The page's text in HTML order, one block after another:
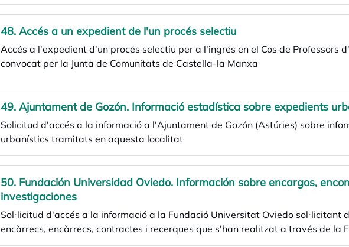
48. Accés a un expedient de l'un procés selectiu
Accés a l'expedient d'un procés selectiu per a l'ingrés en el Cos de Professors
convocat per la Junta de Comunitats de Castella-la Manxa
49. Ajuntament de Gozón. Informació estadística sobre expedients
Solicitud d'accés a la informació a l'Ajuntament de Gozón (Astúries) sobre
urbanístics tramitats en aquesta localitat
50. Fundación Universidad Oviedo. Información sobre encargos,
investigaciones
Sol·licitud d'accés a la informació a la Fundació Universitat Oviedo sol·licitant
encàrrecs, encàrrecs, contractes i recerques que s'han realitzat a través de la